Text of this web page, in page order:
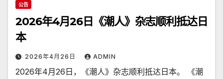
公告
2026年4月26日《潮人》杂志顺利抵达日
本
2026年4月26日 ADMIN
2026年4月26日，《潮人》杂志顺利抵达日本。 《潮